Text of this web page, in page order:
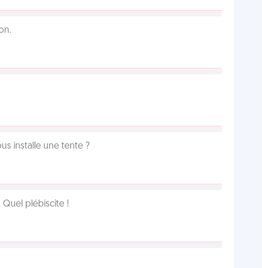
installe une tente ?
Quel plébiscite !